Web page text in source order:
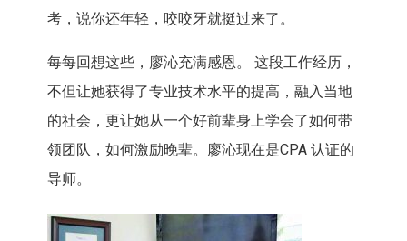
考，说你还年轻，咬咬牙就挺过来了。
每每回想这些，廖沁充满感恩。 这段工作经历，
不但让她获得了专业技术水平的提高，融入当地
的社会，更让她从一个好前辈身上学会了如何带
领团队，如何激励晚辈。廖沁现在是CPA 认证的
导师。